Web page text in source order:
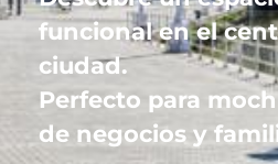
funcional en el
ciudad.
Perfecto para
de negocios y